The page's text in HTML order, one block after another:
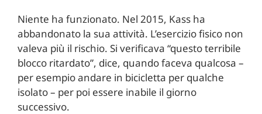
Niente ha funzionato. Nel 2015, Kass ha
abbandonato la sua attività. L’esercizio fisico non
valeva più il rischio. Si verificava “questo terribile
blocco ritardato”, dice, quando faceva qualcosa –
per esempio andare in bicicletta per qualche
isolato – per poi essere inabile il giorno
successivo.